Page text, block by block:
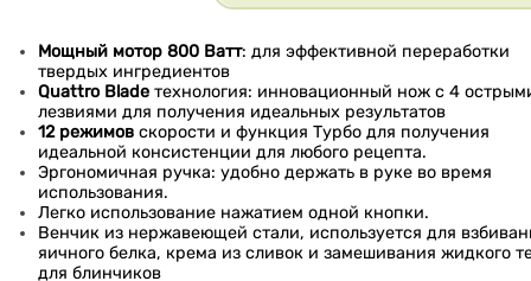
Мощный мотор 800 Ватт: для эффективной переработки
твердых ингредиентов
Quattro Blade технология: инновационный нож с 4
лезвиями для получения идеальных результатов
12 режимов скорости и функция Турбо для получения
идеальной консистенции для любого рецепта.
Эргономичная ручка: удобно держать в руке во время
использования.
Легко использование нажатием одной кнопки.
Венчик из нержавеющей стали, используется для
яичного белка, крема из сливок и замешивания жидкого
для блинчиков